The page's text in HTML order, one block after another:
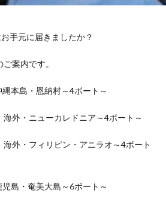
手元に届きましたか？
案内です。
本島・恩納村～4ボート～
外・ニューカレドニア～4ボート～
外・フィリピン・アニラオ～4ボート
島・奄美大島～6ボート～